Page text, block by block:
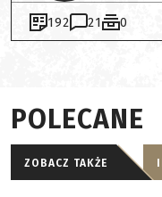
192 21 0
POLECANE
ZOBACZ TAKŻE